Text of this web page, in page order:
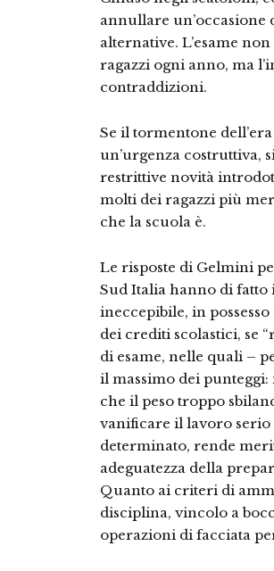
annullare un’occasione
alternative. L’esame
ragazzi ogni anno, ma
contraddizioni.
Se il tormentone
un’urgenza costruttiva,
restrittive novità
molti dei ragazzi più
che la scuola è.
Le risposte di Gelmini
Sud Italia hanno di
ineccepibile, in
dei crediti scolastici, se
di esame, nelle quali –
il massimo dei
che il peso troppo
vanificare il lavoro serio
determinato, rende
adeguatezza della
Quanto ai criteri di
disciplina, vincolo a
operazioni di facciata